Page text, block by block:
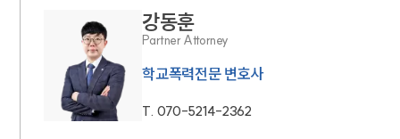
강동훈
Partner Attorney
학교폭력전문 변호사
T. 070-5214-2362